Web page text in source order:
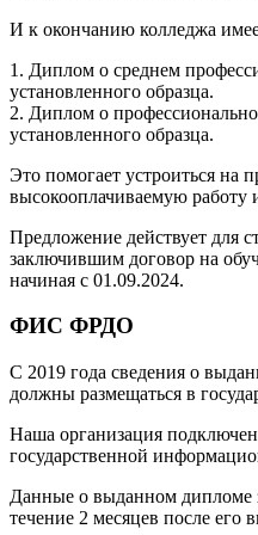
И к окончанию колледжа
1. Диплом о среднем
установленного образца.
2. Диплом о
установленного образца.
Это помогает устроиться на
высокооплачиваемую работу
Предложение действует для
заключившим договор на
начиная с 01.09.2024.
ФИС ФРДО
С 2019 года сведения о
должны размещаться в
Наша организация
государственной
Данные о выданном дипломе
течение 2 месяцев после его